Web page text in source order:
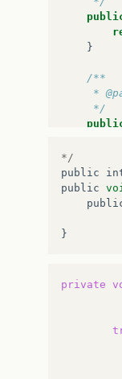
}
/**
*
     */
*/
public
public
}
private